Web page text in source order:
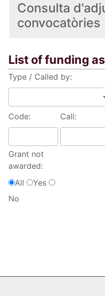
Consulta
convocatòries
List of funding
Type / Called by:
Code: Call:
Grant not
awarded:
All
Yes
No